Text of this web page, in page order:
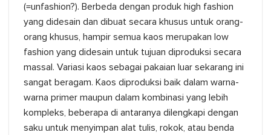
(=unfashion?). Berbeda dengan produk high fashion
yang didesain dan dibuat secara khusus untuk orang-
orang khusus, hampir semua kaos merupakan low
fashion yang didesain untuk tujuan diproduksi secara
massal. Variasi kaos sebagai pakaian luar sekarang ini
sangat beragam. Kaos diproduksi baik dalam warna-
warna primer maupun dalam kombinasi yang lebih
kompleks, beberapa di antaranya dilengkapi dengan
saku untuk menyimpan alat tulis, rokok, atau benda